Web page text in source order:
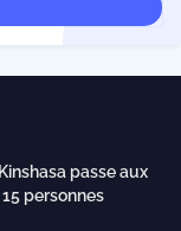
passe aux
personnes